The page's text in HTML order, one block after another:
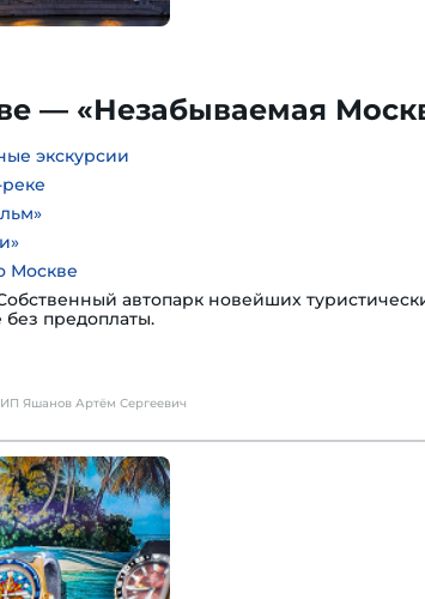
— «Незабываемая
экскурсии
Москве
автопарк новейших
предоплаты.
Яшанов Артём Сергеевич